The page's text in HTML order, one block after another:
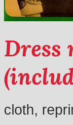
Dress
cloth,